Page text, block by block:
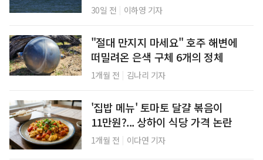
30일 전 이하영 기자
"절대 만지지 마세요" 호주 해변에
떠밀려온 은색 구체 6개의 정체
1개월 전 김나리 기자
'집밥 메뉴' 토마토 달걀 볶음이
11만원?... 상하이 식당 가격 논란
1개월 전 이다연 기자